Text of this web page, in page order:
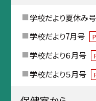
学校だより夏休み号
学校だより7月号
学校だより６月号
学校だより５月号